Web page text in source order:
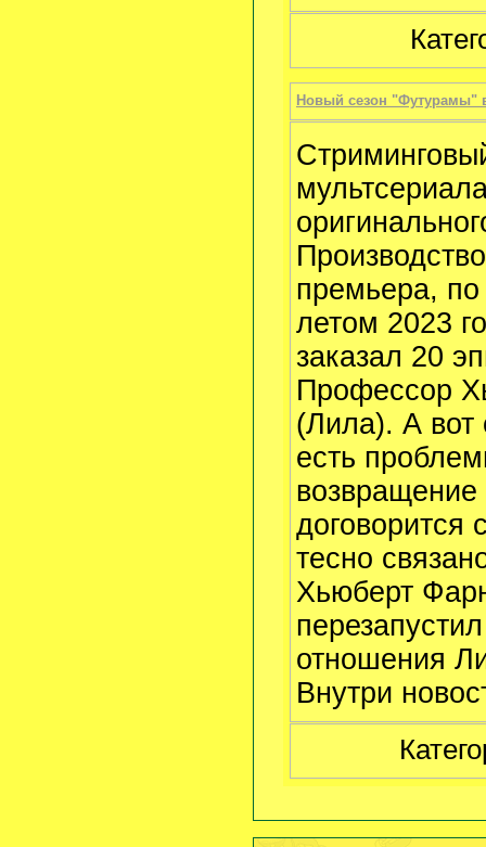
Новый сезон "Футурамы"
премьера, по
летом 2023
заказал 20
Профессор
(Лила). А
есть
возвращение
договорится
тесно
Хьюберт
отношения
Внутри